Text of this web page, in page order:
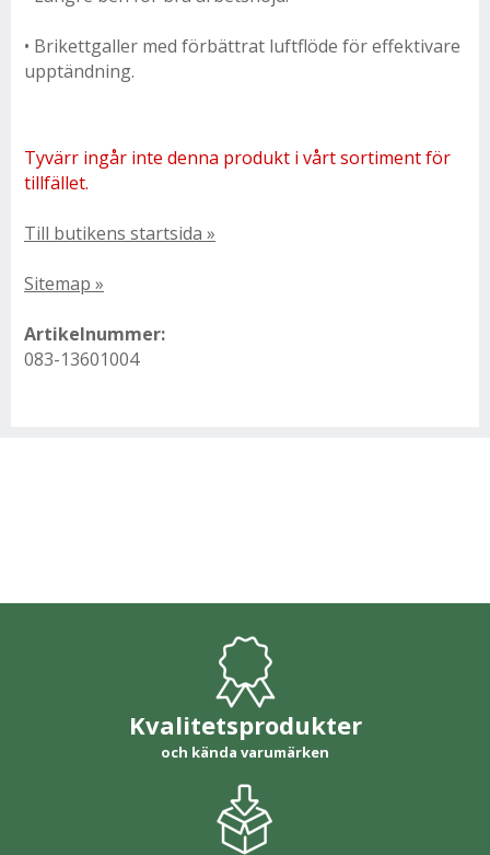
• Brikettgaller med förbättrat luftflöde för effektivare
upptändning.
Tyvärr ingår inte denna produkt i vårt sortiment för
tillfället.
Till butikens startsida »
Sitemap »
Artikelnummer:
083-13601004
Kvalitetsprodukter
och kända varumärken